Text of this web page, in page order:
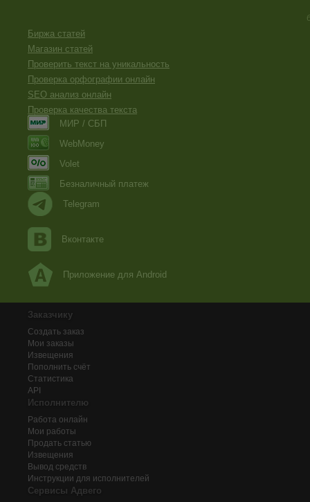
Биржа статей
Магазин статей
Проверить текст на уникальность
Проверка орфографии онлайн
SEO анализ онлайн
Проверка качества текста
МИР / СБП
WebMoney
Volet
Безналичный платеж
Telegram
Вконтакте
Приложение для Android
Заказчику
Создать заказ
Мои заказы
Извещения
Пополнить счёт
Статистика
API
Исполнителю
Работа онлайн
Мои работы
Продать статью
Извещения
Вывод средств
Инструкции для исполнителей
Сервисы Адвего